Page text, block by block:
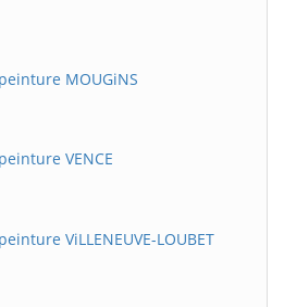
MOUGiNS
VENCE
ViLLENEUVE-LOUBET